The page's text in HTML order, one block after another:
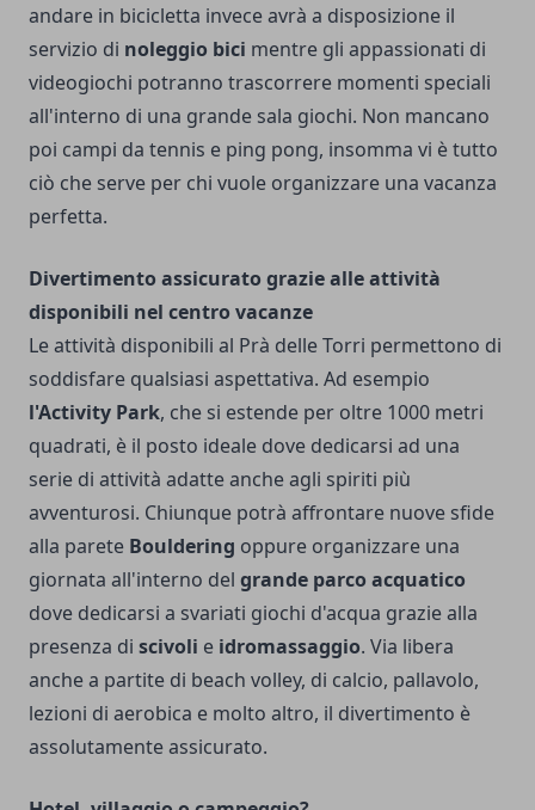
andare in bicicletta invece avrà a disposizione il
servizio di noleggio bici mentre gli appassionati di
videogiochi potranno trascorrere momenti speciali
all'interno di una grande sala giochi. Non mancano
poi campi da tennis e ping pong, insomma vi è tutto
ciò che serve per chi vuole organizzare una vacanza
perfetta.
Divertimento assicurato grazie alle attività
disponibili nel centro vacanze
Le attività disponibili al Prà delle Torri permettono di
soddisfare qualsiasi aspettativa. Ad esempio
l'Activity Park, che si estende per oltre 1000 metri
quadrati, è il posto ideale dove dedicarsi ad una
serie di attività adatte anche agli spiriti più
avventurosi. Chiunque potrà affrontare nuove sfide
alla parete Bouldering oppure organizzare una
giornata all'interno del grande parco acquatico
dove dedicarsi a svariati giochi d'acqua grazie alla
presenza di scivoli e idromassaggio. Via libera
anche a partite di beach volley, di calcio, pallavolo,
lezioni di aerobica e molto altro, il divertimento è
assolutamente assicurato.